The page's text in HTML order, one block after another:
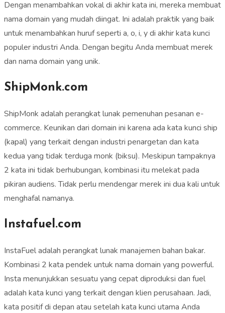
Dengan menambahkan vokal di akhir kata ini, mereka membuat
nama domain yang mudah diingat. Ini adalah praktik yang baik
untuk menambahkan huruf seperti a, o, i, y di akhir kata kunci
populer industri Anda. Dengan begitu Anda membuat merek
dan nama domain yang unik.
ShipMonk.com
ShipMonk adalah perangkat lunak pemenuhan pesanan e-
commerce. Keunikan dari domain ini karena ada kata kunci ship
(kapal) yang terkait dengan industri penargetan dan kata
kedua yang tidak terduga monk (biksu). Meskipun tampaknya
2 kata ini tidak berhubungan, kombinasi itu melekat pada
pikiran audiens. Tidak perlu mendengar merek ini dua kali untuk
menghafal namanya.
Instafuel.com
InstaFuel adalah perangkat lunak manajemen bahan bakar.
Kombinasi 2 kata pendek untuk nama domain yang powerful.
Insta menunjukkan sesuatu yang cepat diproduksi dan fuel
adalah kata kunci yang terkait dengan klien perusahaan. Jadi,
kata positif di depan atau setelah kata kunci utama Anda